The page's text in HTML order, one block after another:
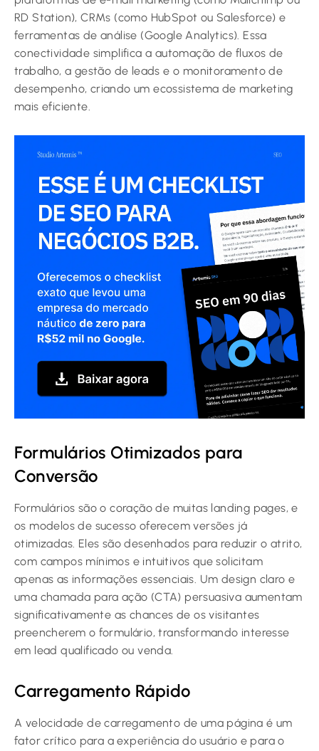
RD Station), CRMs (como HubSpot ou Salesforce) e
ferramentas de análise (Google Analytics). Essa
conectividade simplifica a automação de fluxos de
trabalho, a gestão de leads e o monitoramento de
desempenho, criando um ecossistema de marketing
mais eficiente.
Formulários Otimizados para
Conversão
Formulários são o coração de muitas landing pages, e
os modelos de sucesso oferecem versões já
otimizadas. Eles são desenhados para reduzir o atrito,
com campos mínimos e intuitivos que solicitam
apenas as informações essenciais. Um design claro e
uma chamada para ação (CTA) persuasiva aumentam
significativamente as chances de os visitantes
preencherem o formulário, transformando interesse
em lead qualificado ou venda.
Carregamento Rápido
A velocidade de carregamento de uma página é um
fator crítico para a experiência do usuário e para o